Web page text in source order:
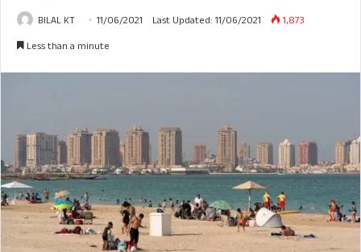
BILAL KT 11/06/2021 Last Updated: 11/06/2021
1,873
Less than a minute